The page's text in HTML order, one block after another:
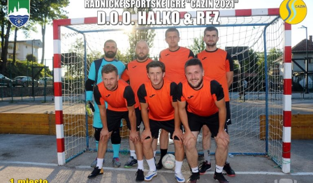
izboru najljepšeg pogotka Svjetskog prvenstva.
Glasati možete na slijedećem
linku:https://play.fifa.com/gott/
Share Post
Share
Tweet Share
Mail